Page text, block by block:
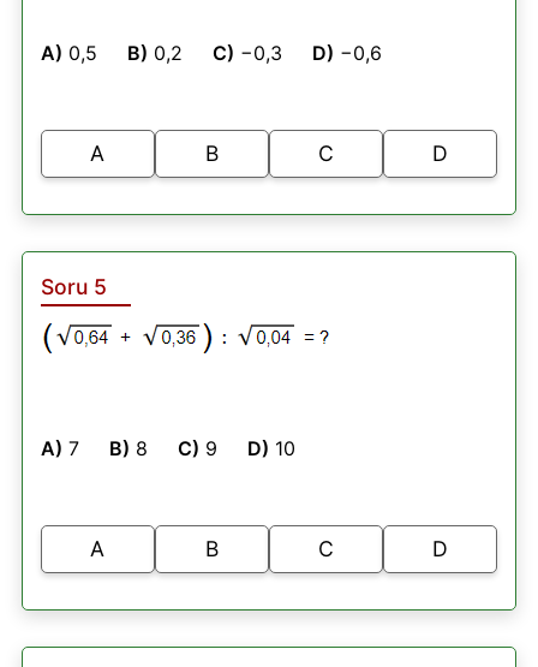
A) 0,5 B) 0,2 C) −0,3 D) −0,6
A B C D
Soru 5
A) 7 B) 8 C) 9 D) 10
A B C D